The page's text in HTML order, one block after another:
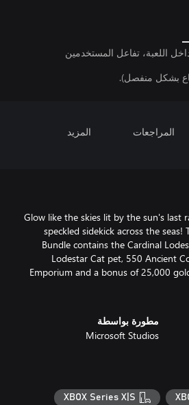
اللعبة، تفاعل المستخدمين
بشكل منفصل).
المراجعات المزيد
Glow like the skies lit by the sun's last
speckled sidekick across the
Bundle contains the Cardinal
Lodestar Cat pet, 550 Ancient
Emporium and a bonus of 25,000
مطورة بواسطة
Microsoft Studios
XBOX Series X|S